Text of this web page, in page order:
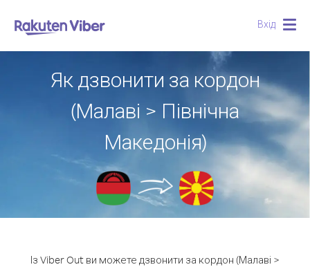
Вхід
Як дзвонити за кордон
(Малаві > Північна
Македонія)
Із Viber Out ви можете дзвонити за кордон (Малаві >